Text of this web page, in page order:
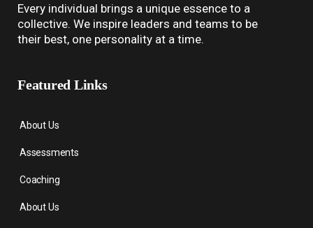
Every individual brings a unique essence to a
collective. We inspire leaders and teams to be
their best, one personality at a time.
Featured Links
About Us
Assessments
Coaching
About Us